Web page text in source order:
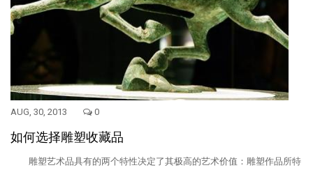
AUG, 30, 2013 0
如何选择雕塑收藏品
雕塑艺术品具有的两个特性决定了其极高的艺术价值：雕塑作品所特